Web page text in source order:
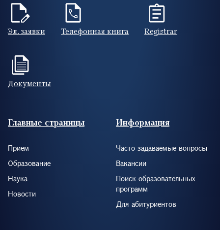
Эл. заявки Телефонная книга Registrar
Документы
Footer (RUS)
Главные страницы
Прием
Образование
Наука
Новости
Информация
Часто задаваемые вопросы
Вакансии
Поиск образовательных
программ
Для абитуриентов